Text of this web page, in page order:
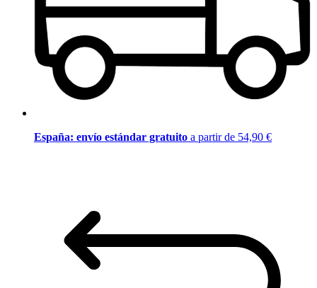
España: envío estándar gratuito a partir de 54,90 €